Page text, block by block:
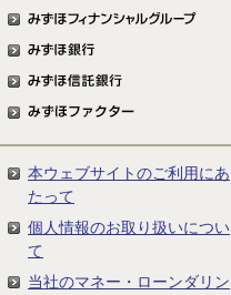
本ウェブサイトのご利用にあ
たって
個人情報のお取り扱いについ
て
当社のマネー・ローンダリン